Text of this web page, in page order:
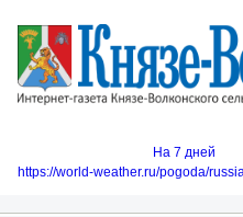
На 7 дней
https://world-weather.ru/pogoda/